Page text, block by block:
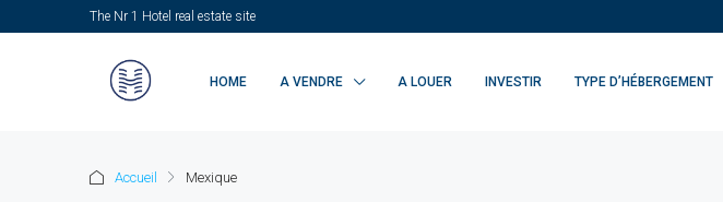
The Nr 1 Hotel real estate site
HOME A VENDRE A LOUER INVESTIR TYPE D’HÉBERGEMENT
Accueil Mexique